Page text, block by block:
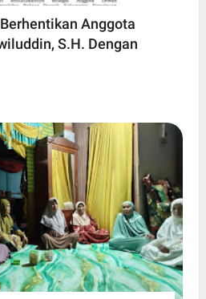
Anggota
S.H. Dengan